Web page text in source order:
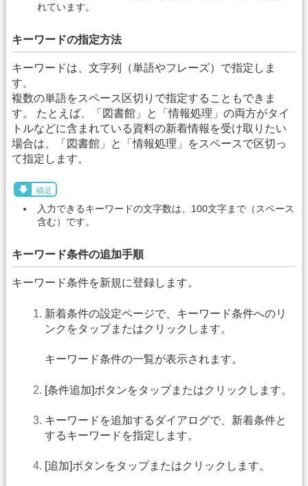
れています。
キーワードの指定方法
キーワードは、文字列（単語やフレーズ）で指定しま
す。
複数の単語をスペース区切りで指定することもできま
す。 たとえば、「図書館」と「情報処理」の両方がタイ
トルなどに含まれている資料の新着情報を受け取りたい
場合は、「図書館」と「情報処理」をスペースで区切っ
て指定します。
補足
入力できるキーワードの文字数は、100文字まで（スペース
含む）です。
キーワード条件の追加手順
キーワード条件を新規に登録します。
新着条件の設定ページで、キーワード条件へのリ
ンクをタップまたはクリックします。
キーワード条件の一覧が表示されます。
[条件追加]ボタンをタップまたはクリックします。
キーワードを追加するダイアログで、新着条件と
するキーワードを指定します。
[追加]ボタンをタップまたはクリックします。